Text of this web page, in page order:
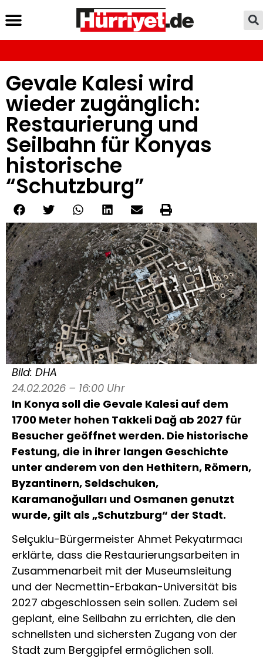
Gevale Kalesi wird
wieder zugänglich:
Restaurierung und
Seilbahn für Konyas
historische
“Schutzburg”
Bild: DHA
24.02.2026 – 16:00 Uhr
In Konya soll die Gevale Kalesi auf dem
1700 Meter hohen Takkeli Dağ ab 2027 für
Besucher geöffnet werden. Die historische
Festung, die in ihrer langen Geschichte
unter anderem von den Hethitern, Römern,
Byzantinern, Seldschuken,
Karamanoğulları und Osmanen genutzt
wurde, gilt als „Schutzburg“ der Stadt.
Selçuklu-Bürgermeister Ahmet Pekyatırmacı
erklärte, dass die Restaurierungsarbeiten in
Zusammenarbeit mit der Museumsleitung
und der Necmettin-Erbakan-Universität bis
2027 abgeschlossen sein sollen. Zudem sei
geplant, eine Seilbahn zu errichten, die den
schnellsten und sichersten Zugang von der
Stadt zum Berggipfel ermöglichen soll.